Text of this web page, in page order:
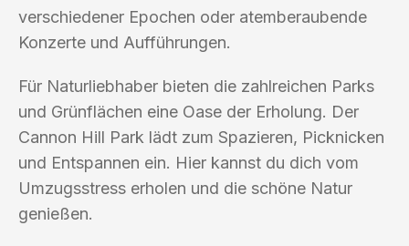
verschiedener Epochen oder atemberaubende
Konzerte und Aufführungen.
Für Naturliebhaber bieten die zahlreichen Parks
und Grünflächen eine Oase der Erholung. Der
Cannon Hill Park lädt zum Spazieren, Picknicken
und Entspannen ein. Hier kannst du dich vom
Umzugsstress erholen und die schöne Natur
genießen.